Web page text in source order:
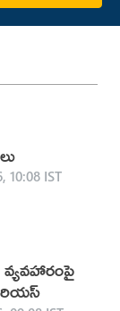
10:08 IST